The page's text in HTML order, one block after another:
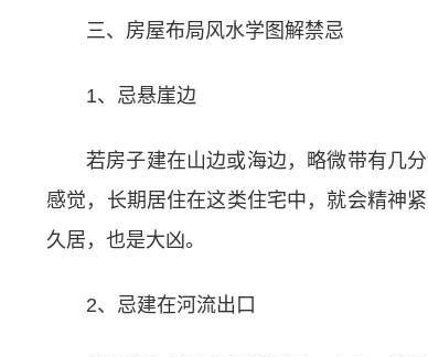
三、房屋布局风水学图解禁忌
1、忌悬崖边
若房子建在山边或海边，略微带有几
感觉，长期居住在这类住宅中，就会精神
久居，也是大凶。
2、忌建在河流出口